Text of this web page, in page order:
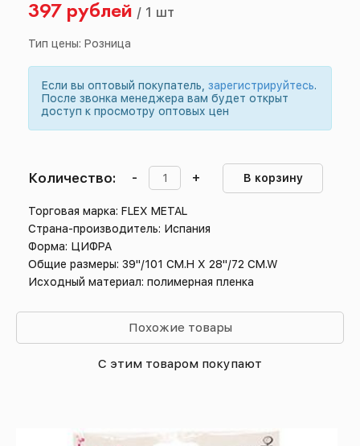
397 рублей / 1 шт
Тип цены: Розница
Если вы оптовый покупатель, зарегистрируйтесь.
После звонка менеджера вам будет открыт
доступ к просмотру оптовых цен
Количество: - + В корзину
Торговая марка: FLEX METAL
Страна-производитель: Испания
Форма: ЦИФРА
Общие размеры: 39"/101 CM.H X 28"/72 CM.W
Исходный материал: полимерная пленка
Похожие товары
С этим товаром покупают